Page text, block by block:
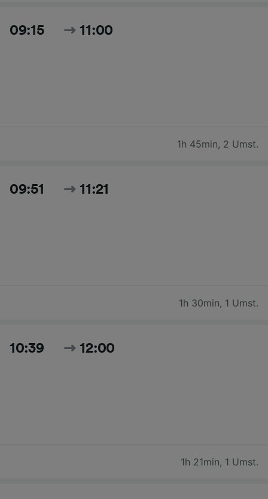
09:15 11:00
1h 45min, 2 Umst.
09:51 11:21
1h 30min, 1 Umst.
10:39 12:00
1h 21min, 1 Umst.